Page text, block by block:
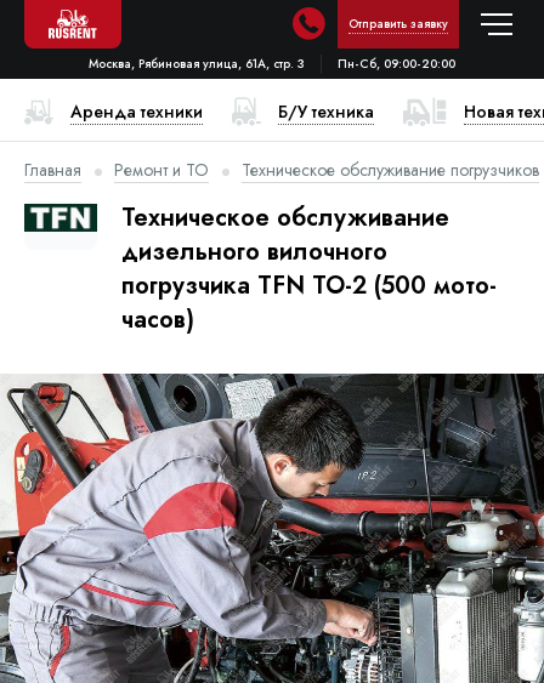
Отправить заявку
Москва, Рябиновая улица, 61А, стр. 3 Пн-Сб, 09:00-20:00
Аренда техники Б/У техника Новая
Главная Ремонт и ТО Техническое обслуживание погрузчиков
Техническое обслуживание
дизельного вилочного
погрузчика TFN ТО-2 (500 мото-
часов)